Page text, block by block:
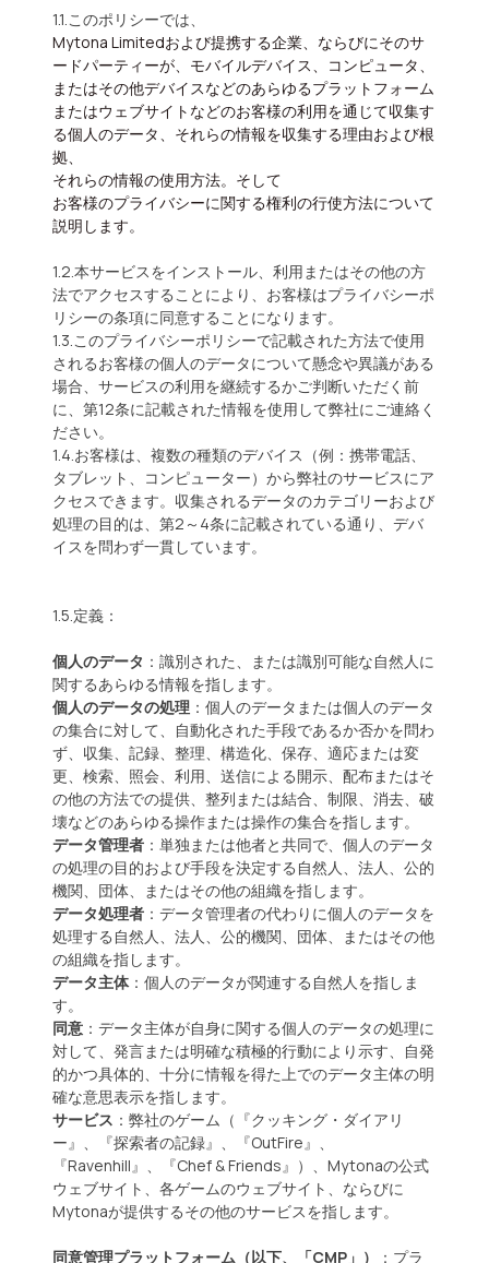
1.1.このポリシーでは、
Mytona Limitedおよび提携する企業、ならびにそのサ
ードパーティーが、モバイルデバイス、コンピュータ、
またはその他デバイスなどのあらゆるプラットフォーム
またはウェブサイトなどのお客様の利用を通じて収集す
る個人のデータ、それらの情報を収集する理由および根
拠、
それらの情報の使用方法。そして
お客様のプライバシーに関する権利の行使方法について
説明します。
1.2.本サービスをインストール、利用またはその他の方
法でアクセスすることにより、お客様はプライバシーポ
リシーの条項に同意することになります。
1.3.このプライバシーポリシーで記載された方法で使用
されるお客様の個人のデータについて懸念や異議がある
場合、サービスの利用を継続するかご判断いただく前
に、第12条に記載された情報を使用して弊社にご連絡く
ださい。
1.4.お客様は、複数の種類のデバイス（例：携帯電話、
タブレット、コンピューター）から弊社のサービスにア
クセスできます。収集されるデータのカテゴリーおよび
処理の目的は、第2～4条に記載されている通り、デバ
イスを問わず一貫しています。
1.5.定義：
個人のデータ ：識別された、または識別可能な自然人に
関するあらゆる情報を指します。
個人のデータの処理 ：個人のデータまたは個人のデータ
の集合に対して、自動化された手段であるか否かを問わ
ず、収集、記録、整理、構造化、保存、適応または変
更、検索、照会、利用、送信による開示、配布またはそ
の他の方法での提供、整列または結合、制限、消去、破
壊などのあらゆる操作または操作の集合を指します。
データ管理者 ：単独または他者と共同で、個人のデータ
の処理の目的および手段を決定する自然人、法人、公的
機関、団体、またはその他の組織を指します。
データ処理者 ：データ管理者の代わりに個人のデータを
処理する自然人、法人、公的機関、団体、またはその他
の組織を指します。
データ主体：個人のデータが関連する自然人を指しま
す。
同意 ：データ主体が自身に関する個人のデータの処理に
対して、発言または明確な積極的行動により示す、自発
的かつ具体的、十分に情報を得た上でのデータ主体の明
確な意思表示を指します。
サービス ：弊社のゲーム（『クッキング・ダイアリ
ー』、『探索者の記録』、『OutFire』、
『Ravenhill』、『Chef & Friends』）、Mytonaの公式
ウェブサイト、各ゲームのウェブサイト、ならびに
Mytonaが提供するその他のサービスを指します。
同意管理プラットフォーム（以下、「CMP」）
：プラ